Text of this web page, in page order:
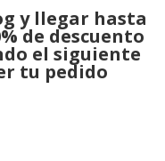
y llegar hasta
de descuento
el siguiente
tu pedido